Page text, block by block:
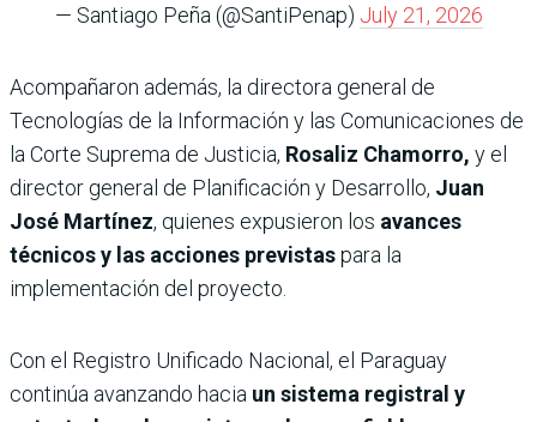
— Santiago Peña (@SantiPenap) July 21, 2026
Acompañaron además, la directora general de
Tecnologías de la Información y las Comunicaciones de
la Corte Suprema de Justicia, Rosaliz Chamorro, y el
director general de Planificación y Desarrollo, Juan
José Martínez, quienes expusieron los avances
técnicos y las acciones previstaspara la
implementación del proyecto.
Con el Registro Unificado Nacional, el Paraguay
continúa avanzando hacia un sistema registral y